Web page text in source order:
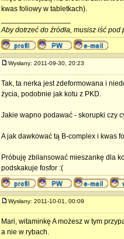
kwas foliowy w tabletkach).
Aby dotrzeć do źródła, musisz iść pod
Wysłany: 2011-09-30, 20:23
Tak, ta nerka jest zdeformowana i
życia, podobnie jak kotu z PKD.
Jakie wapno podawać - skorupki czy
A jak dawkować tą B-complex i kwas
Próbuję zbilansować mieszankę dla
podskakuje fosfor :(
Wysłany: 2011-10-01, 00:09
Mari, witaminkę A możesz w tym
a nie w rybach.